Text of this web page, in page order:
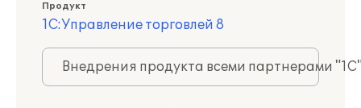
Продукт
1С:Управление торговлей 8
Внедрения продукта всеми партнерами